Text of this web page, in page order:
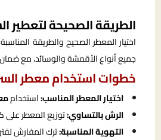
الطريقة الصحيحة لتعطير
اختيار المعطر الصحيح والطريقة
جميع أنواع الأقمشة والوسائد، مع
خطوات استخدام معطر
اختيار المعطر المناسب:استخدام
الرش بالتساوي:توزيع المعطر على
التهوية المناسبة:ترك المفارش